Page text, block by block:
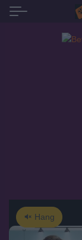
Hang